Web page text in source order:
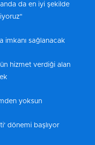
da en iyi şekilde
imkanı sağlanacak
hizmet verdiği alan
yoksun
dönemi başlıyor